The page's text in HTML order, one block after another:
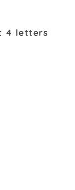
4 letters